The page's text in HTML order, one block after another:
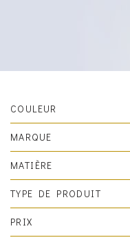
COULEUR
MARQUE
MATIÈRE
TYPE DE PRODUIT
PRIX